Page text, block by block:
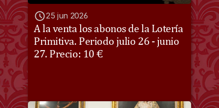
25 jun 2026
A la venta los abonos de la Lotería
Primitiva. Periodo julio 26 - junio
27. Precio: 10 €